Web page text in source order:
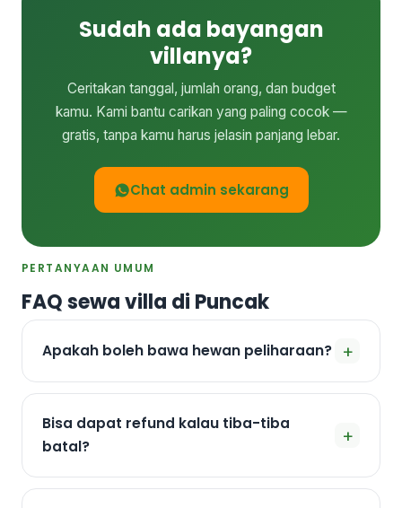
Sudah ada bayangan
villanya?
Ceritakan tanggal, jumlah orang, dan budget
kamu. Kami bantu carikan yang paling cocok —
gratis, tanpa kamu harus jelasin panjang lebar.
Chat admin sekarang
PERTANYAAN UMUM
FAQ sewa villa di Puncak
Apakah boleh bawa hewan peliharaan? +
Bisa dapat refund kalau tiba-tiba
batal?
+